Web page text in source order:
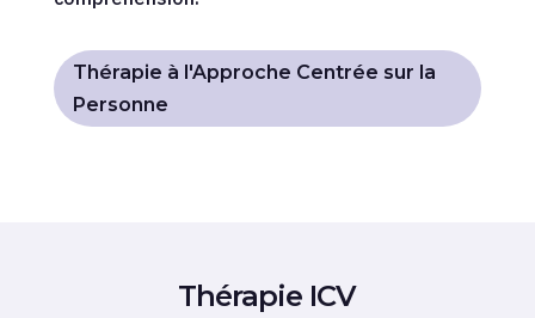
Thérapie à l'Approche Centrée sur la
Personne
Thérapie ICV